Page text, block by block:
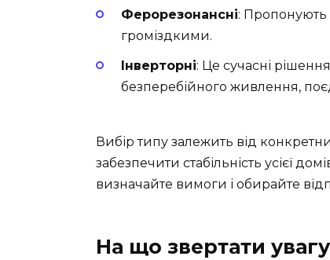
Ферорезонансні: Пропонують
громіздкими.
Інверторні: Це сучасні
безперебійного живлення,
Вибір типу залежить від
забезпечити стабільність усієї
визначайте вимоги і обирайте
На що звертати